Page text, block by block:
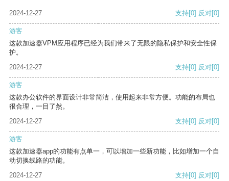
2024-12-27 支持[0] 反对[0]
游客
这款加速器VPM应用程序已经为我们带来了无限的隐私保护和安全性保
护。
2024-12-27
支持[0] 反对[0]
游客
这款办公软件的界面设计非常简洁，使用起来非常方便。功能的布局也
很合理，一目了然。
2024-12-27
支持[0] 反对[0]
游客
这款加速器app的功能有点单一，可以增加一些新功能，比如增加一个自
动切换线路的功能。
2024-12-27
支持[0] 反对[0]